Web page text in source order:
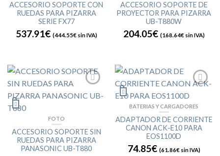
ACCESORIO SOPORTE CON
RUEDAS PARA PIZARRA
SERIE FX77
537.91€ (444.55€sin IVA)
ACCESORIO SOPORTE DE
PROYECTOR PARA PIZARRA
UB-T880W
204.05€ (168.64€sin IVA)
FOTO
ACCESORIO SOPORTE SIN
RUEDAS PARA PIZARRA
PANASONIC UB-T880
BATERIAS Y CARGADORES
ADAPTADOR DE CORRIENTE
CANON ACK-E10 PARA
EOS1100D
74.85€ (61.86€sin IVA)